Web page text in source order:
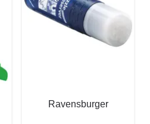
Ravensburger